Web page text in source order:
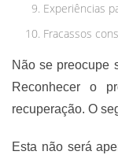
Experiências
Fracassos
Não se preocupe
Reconhecer o
recuperação. O
Esta não será